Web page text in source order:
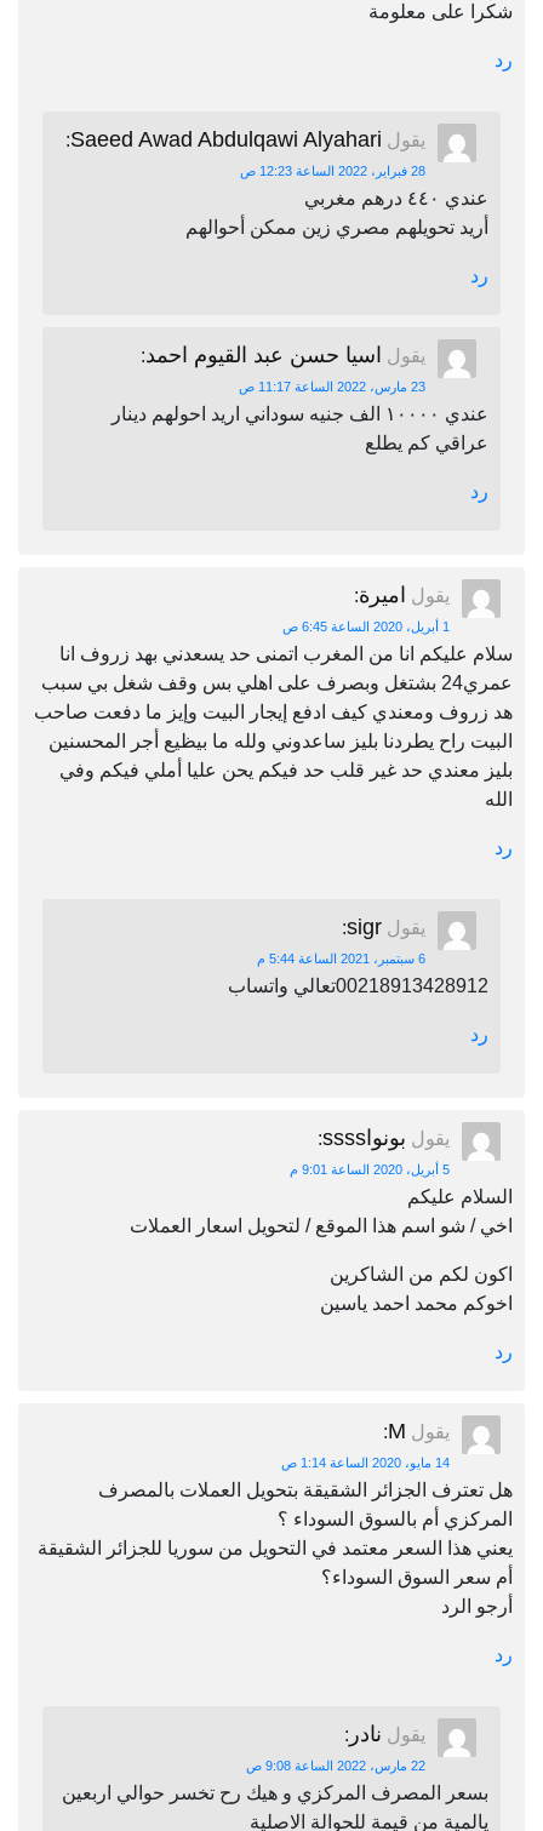
شكرا على معلومة
رد
يقول Saeed Awad Abdulqawi Alyahari
:
28 فبراير، 2022 الساعة 12:23 ص
عندي ٤٤٠ درهم مغربي
أريد تحويلهم مصري زين ممكن أحوالهم
رد
يقول اسيا حسن عبد القيوم احمد:
23 مارس، 2022 الساعة 11:17 ص
عندي ١٠٠٠٠ الف جنيه سوداني اريد احولهم دينار
عراقي كم يطلع
رد
يقول اميرة:
1 أبريل، 2020 الساعة 6:45 ص
سلام عليكم انا من المغرب اتمنى حد يسعدني بهد زروف انا
عمري24 بشتغل وبصرف على اهلي بس وقف شغل بي سبب
هد زروف ومعندي كيف ادفع إيجار البيت وإيز ما دفعت صاحب
البيت راح يطردنا بليز ساعدوني ولله ما بيظيع أجر المحسنين
بليز معندي حد غير قلب حد فيكم يحن عليا أملي فيكم وفي
الله
رد
يقول sigr
:
6 سبتمبر، 2021 الساعة 5:44 م
00218913428912تعالي واتساب
رد
يقول بونواssss :
5 أبريل، 2020 الساعة 9:01 م
السلام عليكم
اخي / شو اسم هذا الموقع / لتحويل اسعار العملات
اكون لكم من الشاكرين
اخوكم محمد احمد ياسين
رد
يقول M
:
14 مايو، 2020 الساعة 1:14 ص
هل تعترف الجزائر الشقيقة بتحويل العملات بالمصرف
المركزي أم بالسوق السوداء ؟
يعني هذا السعر معتمد في التحويل من سوريا للجزائر الشقيقة
أم سعر السوق السوداء؟
أرجو الرد
رد
يقول نادر :
22 مارس، 2022 الساعة 9:08 ص
بسعر المصرف المركزي و هيك رح تخسر حوالي اربعين
يالمية من قيمة للحوالة الاصلية